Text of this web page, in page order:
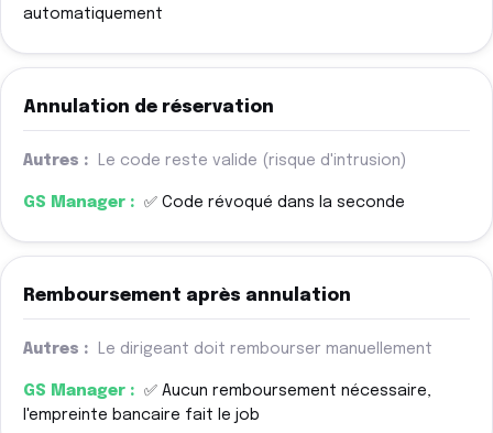
automatiquement
Annulation de réservation
Le code reste valide (risque d'intrusion)
✅ Code révoqué dans la seconde
Remboursement après annulation
Le dirigeant doit rembourser manuellement
✅ Aucun remboursement nécessaire,
l'empreinte bancaire fait le job